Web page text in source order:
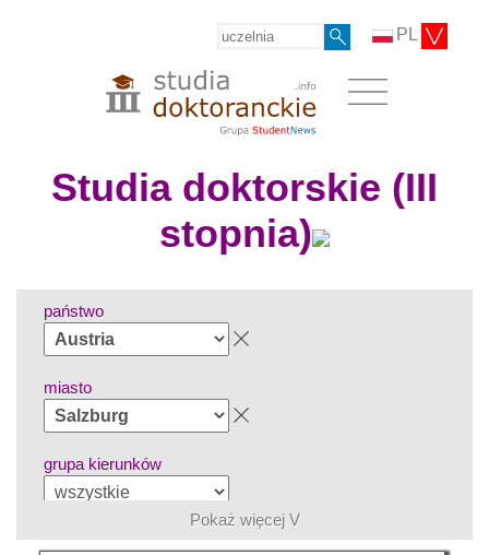
PL
Studia doktorskie (III
stopnia)
państwo
miasto
grupa kierunków
język
Pokaż więcej V